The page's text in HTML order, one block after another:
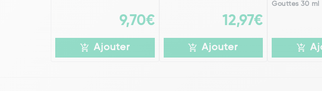
9,70€
Ajouter
12,97€
Ajouter
Gouttes 30 ml